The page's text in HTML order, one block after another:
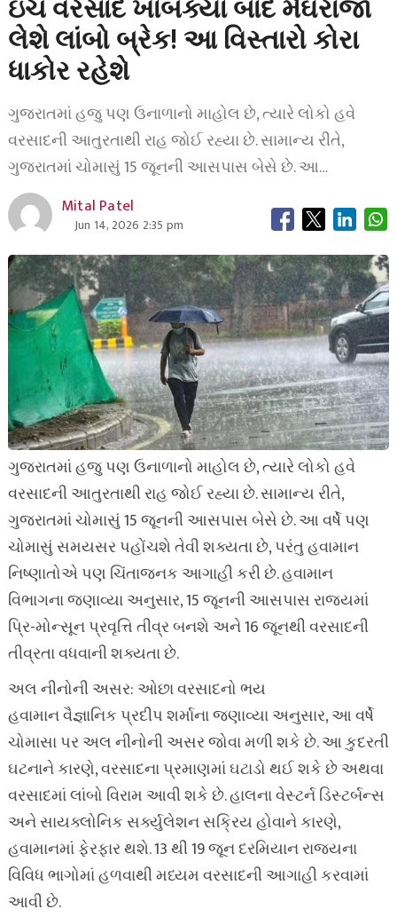
ઇંચ વરસાદ ખાબક્યા બાદ મેઘરાજા
લેશે લાંબો બ્રેક! આ વિસ્તારો કોરા
ધાકોર રહેશે
ગુજરાતમાં હજુ પણ ઉનાળાનો માહોલ છે, ત્યારે લોકો હવે
વરસાદની આતુરતાથી રાહ જોઈ રહ્યા છે. સામાન્ય રીતે,
ગુજરાતમાં ચોમાસું 15 જૂનની આસપાસ બેસે છે. આ…
Mital Patel
Jun 14, 2026 2:35 pm
ગુજરાતમાં હજુ પણ ઉનાળાનો માહોલ છે, ત્યારે લોકો હવે
વરસાદની આતુરતાથી રાહ જોઈ રહ્યા છે. સામાન્ય રીતે,
ગુજરાતમાં ચોમાસું 15 જૂનની આસપાસ બેસે છે. આ વર્ષે પણ
ચોમાસું સમયસર પહોંચશે તેવી શક્યતા છે, પરંતુ હવામાન
નિષ્ણાતોએ પણ ચિંતાજનક આગાહી કરી છે. હવામાન
વિભાગના જણાવ્યા અનુસાર, 15 જૂનની આસપાસ રાજ્યમાં
પ્રિ-મોન્સૂન પ્રવૃત્તિ તીવ્ર બનશે અને 16 જૂનથી વરસાદની
તીવ્રતા વધવાની શક્યતા છે.
અલ નીનોની અસર: ઓછા વરસાદનો ભય
હવામાન વૈજ્ઞાનિક પ્રદીપ શર્માના જણાવ્યા અનુસાર, આ વર્ષે
ચોમાસા પર અલ નીનોની અસર જોવા મળી શકે છે. આ કુદરતી
ઘટનાને કારણે, વરસાદના પ્રમાણમાં ઘટાડો થઈ શકે છે અથવા
વરસાદમાં લાંબો વિરામ આવી શકે છે. હાલના વેસ્ટર્ન ડિસ્ટર્બન્સ
અને સાયક્લોનિક સર્ક્યુલેશન સક્રિય હોવાને કારણે,
હવામાનમાં ફેરફાર થશે. 13 થી 19 જૂન દરમિયાન રાજ્યના
વિવિધ ભાગોમાં હળવાથી મધ્યમ વરસાદની આગાહી કરવામાં
આવી છે.